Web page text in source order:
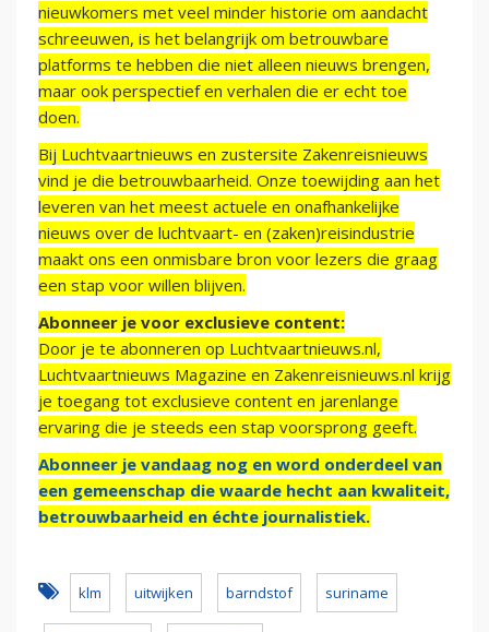
nieuwkomers met veel minder historie om aandacht
schreeuwen, is het belangrijk om betrouwbare
platforms te hebben die niet alleen nieuws brengen,
maar ook perspectief en verhalen die er echt toe
doen.
Bij Luchtvaartnieuws en zustersite Zakenreisnieuws
vind je die betrouwbaarheid. Onze toewijding aan het
leveren van het meest actuele en onafhankelijke
nieuws over de luchtvaart- en (zaken)reisindustrie
maakt ons een onmisbare bron voor lezers die graag
een stap voor willen blijven.
Abonneer je voor exclusieve content:
Door je te abonneren op Luchtvaartnieuws.nl,
Luchtvaartnieuws Magazine en Zakenreisnieuws.nl krijg
je toegang tot exclusieve content en jarenlange
ervaring die je steeds een stap voorsprong geeft.
Abonneer je vandaag nog en word onderdeel van
een gemeenschap die waarde hecht aan kwaliteit,
betrouwbaarheid en échte journalistiek.
klm uitwijken barndstof suriname